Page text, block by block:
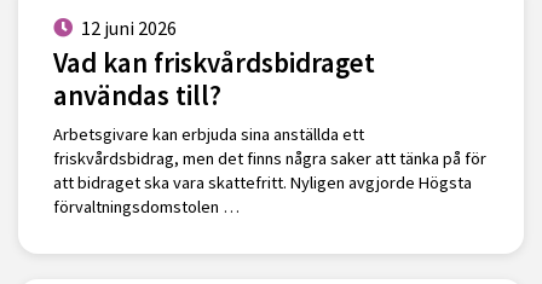
12 juni 2026
Vad kan friskvårdsbidraget
användas till?
Arbetsgivare kan erbjuda sina anställda ett
friskvårdsbidrag, men det finns några saker att tänka på för
att bidraget ska vara skattefritt. Nyligen avgjorde Högsta
förvaltningsdomstolen …